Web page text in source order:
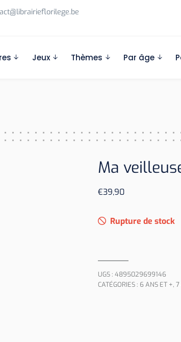
Jeux Thèmes Par âge
Ma
€39,90
Rupture de stock
UGS : 4895029699146
CATÉGORIES : 6 ANS ET +, 7